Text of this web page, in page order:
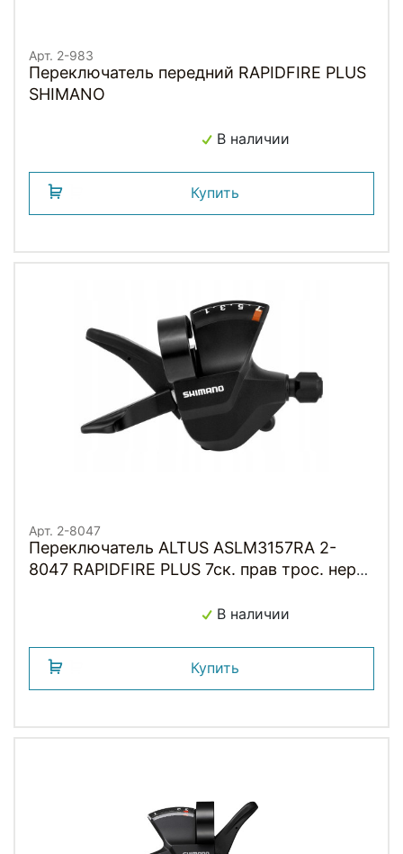
Арт. 2-983
Переключатель передний RAPIDFIRE PLUS
SHIMANO
В наличии
Купить
Арт. 2-8047
Переключатель ALTUS ASLM3157RA 2-
8047 RAPIDFIRE PLUS 7ск. прав трос. нерж.
В наличии
Купить